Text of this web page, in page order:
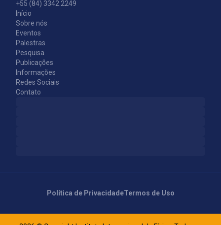
+55 (84) 3342.2249
Início
Sobre nós
Eventos
Palestras
Pesquisa
Publicações
Informações
Redes Sociais
Contato
Política de PrivacidadeTermos de Uso